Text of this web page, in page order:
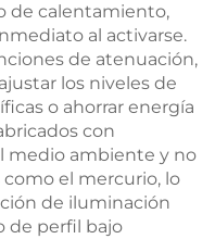
de calentamiento,
al activarse.
de atenuación,
los niveles de
o ahorrar energía
con
medio ambiente y no
el mercurio, lo
de iluminación
de perfil bajo